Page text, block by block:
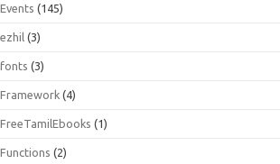
Events (145)
ezhil (3)
fonts (3)
Framework (4)
FreeTamilEbooks (1)
Functions (2)